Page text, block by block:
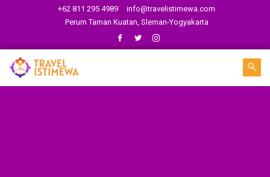
+62 811 295 4989
info@travelistimewa.com
Perum Taman Kuatan, Sleman-Yogyakarta